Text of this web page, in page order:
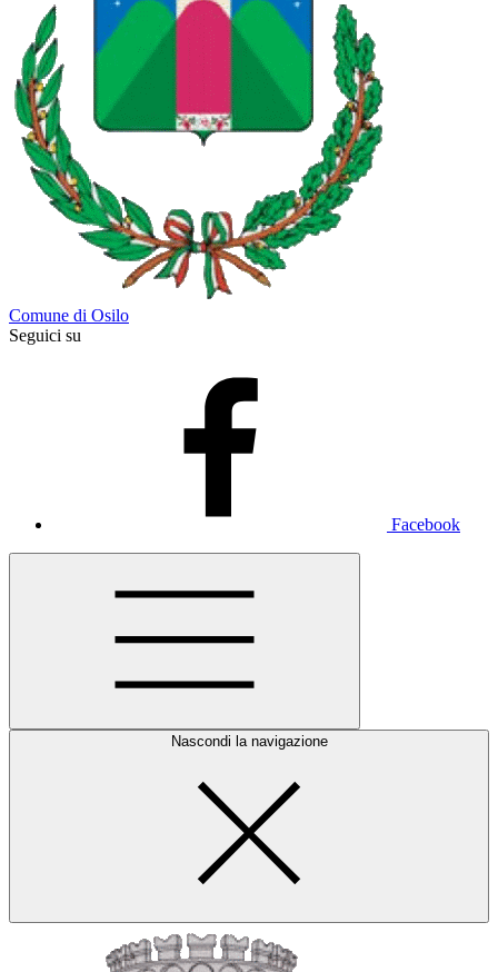
Comune di Osilo
Seguici su
Facebook
Nascondi la navigazione